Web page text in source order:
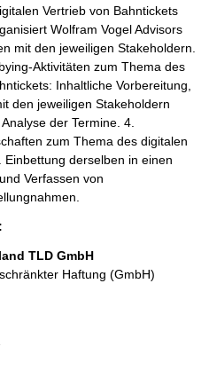
Vertrieb von Bahntickets
Wolfram Vogel Advisors
mit den jeweiligen Stakeholdern.
Aktivitäten zum Thema des
Inhaltliche Vorbereitung,
den jeweiligen Stakeholdern
der Termine. 4.
zum Thema des digitalen
Einbettung derselben in einen
Verfassen von
TLD GmbH
Haftung (GmbH)